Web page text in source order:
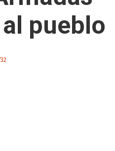
pueblo